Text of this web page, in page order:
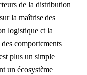
de la distribution
la maîtrise des
logistique et la
comportements
plus un simple
un écosystème